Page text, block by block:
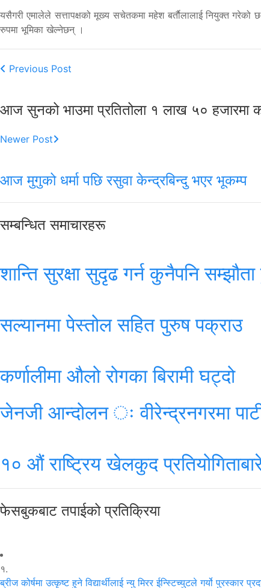
यसैगरी एमालेले सत्तापक्षको मूख्य सचेतकमा महेश बर्ताैलालाई नियुक्त
रुपमा भूमिका खेल्नेछन् ।
Previous Post
आज सुनको भाउमा प्रतितोला १ लाख ५० हजारमा
Newer Post
आज मुगुको धर्मा पछि रसुवा केन्द्रबिन्दु भएर भूकम्प
सम्बन्धित समाचारहरू
शान्ति सुरक्षा सुदृढ गर्न कुनैपनि
सल्यानमा पेस्तोल सहित पुरुष पक्राउ
कर्णालीमा औलो रोगका बिरामी घट्दो
जेनजी आन्दोलन ः वीरेन्द्रनगरमा
१० औं राष्ट्रिय खेलकुद
फेसबुकबाट तपाईको प्रतिक्रिया
१.
ब्रीज कोर्षमा उत्कृष्ट हुने विद्यार्थीलाई न्यु मिरर ईन्स्टिच्युटले गर्यो पुरस्कार